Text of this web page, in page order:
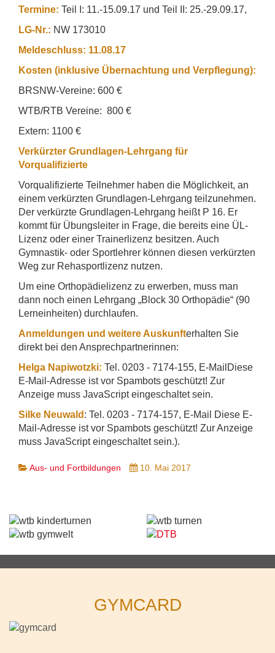
Termine: Teil I: 11.-15.09.17 und Teil II: 25.-29.09.17,
LG-Nr.: NW 173010
Meldeschluss: 11.08.17
Kosten (inklusive Übernachtung und Verpflegung):
BRSNW-Vereine: 600 €
WTB/RTB Vereine: 800 €
Extern: 1100 €
Verkürzter Grundlagen-Lehrgang für
Vorqualifizierte
Vorqualifizierte Teilnehmer haben die Möglichkeit, an
einem verkürzten Grundlagen-Lehrgang teilzunehmen.
Der verkürzte Grundlagen-Lehrgang heißt P 16. Er
kommt für Übungsleiter in Frage, die bereits eine ÜL-
Lizenz oder einer Trainerlizenz besitzen. Auch
Gymnastik- oder Sportlehrer können diesen verkürzten
Weg zur Rehasportlizenz nutzen.
Um eine Orthopädielizenz zu erwerben, muss man
dann noch einen Lehrgang „Block 30 Orthopädie“ (90
Lerneinheiten) durchlaufen.
Anmeldungen und weitere Auskunfterhalten Sie
direkt bei den Ansprechpartnerinnen:
Helga Napiwotzki: Tel. 0203 - 7174-155, E-Mail Diese
E-Mail-Adresse ist vor Spambots geschützt! Zur
Anzeige muss JavaScript eingeschaltet sein.
Silke Neuwald : Tel. 0203 - 7174-157, E-Mail
Diese E-
Mail-Adresse ist vor Spambots geschützt! Zur Anzeige
muss JavaScript eingeschaltet sein.).
Aus- und Fortbildungen 10. Mai 2017
GYMCARD